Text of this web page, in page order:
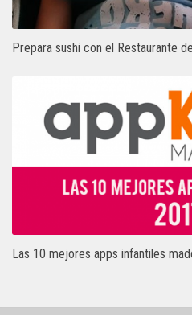
Prepara sushi con el Restaurante
Las 10 mejores apps infantiles